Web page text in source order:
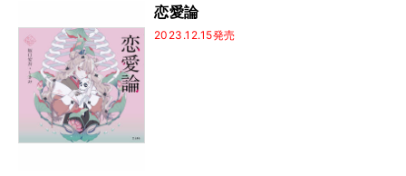
恋愛論
2023.12.15発売